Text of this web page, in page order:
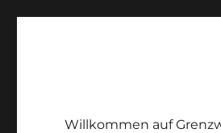
Willkommen auf